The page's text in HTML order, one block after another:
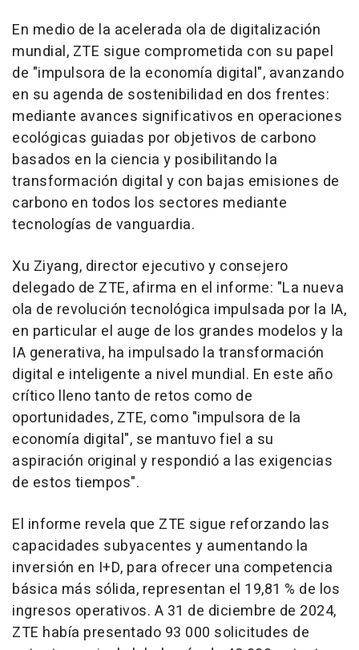
En medio de la acelerada ola de digitalización
mundial, ZTE sigue comprometida con su papel
de "impulsora de la economía digital", avanzando
en su agenda de sostenibilidad en dos frentes:
mediante avances significativos en operaciones
ecológicas guiadas por objetivos de carbono
basados en la ciencia y posibilitando la
transformación digital y con bajas emisiones de
carbono en todos los sectores mediante
tecnologías de vanguardia.
Xu Ziyang, director ejecutivo y consejero
delegado de ZTE, afirma en el informe: "La nueva
ola de revolución tecnológica impulsada por la IA,
en particular el auge de los grandes modelos y la
IA generativa, ha impulsado la transformación
digital e inteligente a nivel mundial. En este año
crítico lleno tanto de retos como de
oportunidades, ZTE, como "impulsora de la
economía digital", se mantuvo fiel a su
aspiración original y respondió a las exigencias
de estos tiempos".
El informe revela que ZTE sigue reforzando las
capacidades subyacentes y aumentando la
inversión en I+D, para ofrecer una competencia
básica más sólida, representan el 19,81 % de los
ingresos operativos. A 31 de diciembre de 2024,
ZTE había presentado 93 000 solicitudes de